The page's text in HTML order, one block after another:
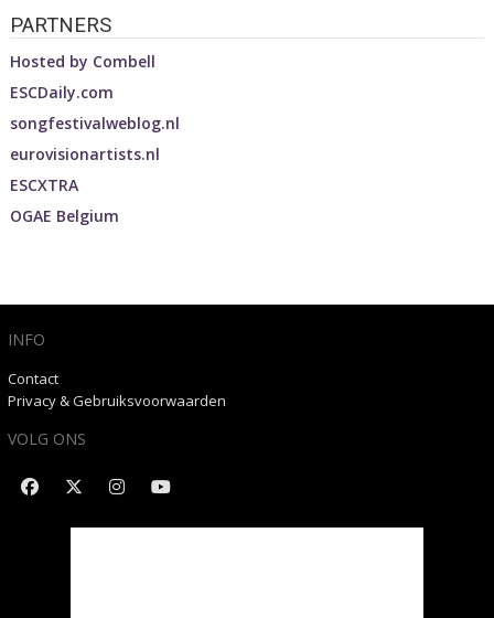
PARTNERS
Hosted by Combell
ESCDaily.com
songfestivalweblog.nl
eurovisionartists.nl
ESCXTRA
OGAE Belgium
INFO
Contact
Privacy & Gebruiksvoorwaarden
VOLG ONS